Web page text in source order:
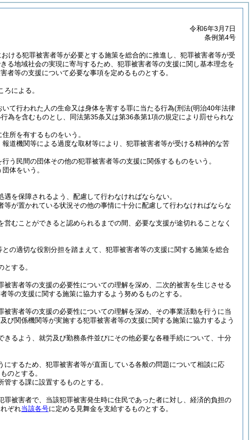
令和6年3月7日
条例第4号
ける犯罪被害者等が必要とする施策を総合的に推進し、犯罪被害者等が受
る地域社会の実現に寄与するため、犯罪被害者等の支援に関し基本理念を
者等の支援について必要な事項を定めるものとする。
ろによる。
て行われた人の生命又は身体を害する罪に当たる行為(刑法(明治40年法律
為を含むものとし、同法第35条又は第36条第1項の規定により罰せられな
所を有するものをいう。
道機関等による過度な取材等により、犯罪被害者等が受ける精神的な苦
民間の団体その他の犯罪被害者等の支援に関係するものをいう。
体をいう。
を保障されるよう、配慮して行わなければならない。
が置かれている状況その他の事情に十分に配慮して行わなければならな
むことができると認められるまでの間、必要な支援が途切れることなく
の適切な役割分担を踏まえて、犯罪被害者等の支援に関する施策を総合
する。
害者等の支援の必要性についての理解を深め、二次的被害を生じさせる
の支援に関する施策に協力するよう努めるものとする。
害者等の支援の必要性についての理解を深め、その事業活動を行うに当
び関係機関等が実施する犯罪被害者等の支援に関する施策に協力するよう
るよう、就労及び勤務条件並びにその他必要な各種手続について、十分
するため、犯罪被害者等が直面している各般の問題について相談に応
のとする。
する課に設置するものとする。
被害者で、当該犯罪被害発生時に住民であった者に対し、経済的負担の
ぞれ当該各号に定める見舞金を支給するものとする。